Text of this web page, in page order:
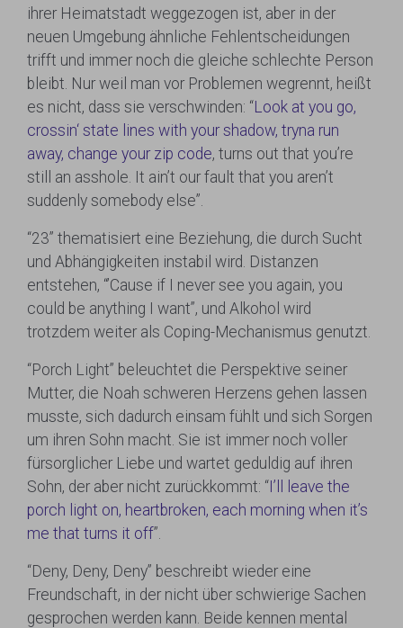
ihrer Heimatstadt weggezogen ist, aber in der
neuen Umgebung ähnliche Fehlentscheidungen
trifft und immer noch die gleiche schlechte Person
bleibt. Nur weil man vor Problemen wegrennt, heißt
es nicht, dass sie verschwinden: “Look at you go,
crossin‘ state lines with your shadow, tryna run
away, change your zip code, turns out that you’re
still an asshole. It ain’t our fault that you aren’t
suddenly somebody else”.
“23” thematisiert eine Beziehung, die durch Sucht
und Abhängigkeiten instabil wird. Distanzen
entstehen, “’Cause if I never see you again, you
could be anything I want”, und Alkohol wird
trotzdem weiter als Coping-Mechanismus genutzt.
“Porch Light” beleuchtet die Perspektive seiner
Mutter, die Noah schweren Herzens gehen lassen
musste, sich dadurch einsam fühlt und sich Sorgen
um ihren Sohn macht. Sie ist immer noch voller
fürsorglicher Liebe und wartet geduldig auf ihren
Sohn, der aber nicht zurückkommt: “I’ll leave the
porch light on, heartbroken, each morning when it’s
me that turns it off”.
“Deny, Deny, Deny” beschreibt wieder eine
Freundschaft, in der nicht über schwierige Sachen
gesprochen werden kann. Beide kennen mental